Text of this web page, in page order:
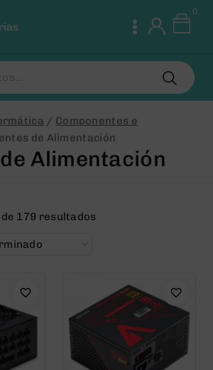
0
/ Componentes e
de Alimentación
Alimentación
179 resultados